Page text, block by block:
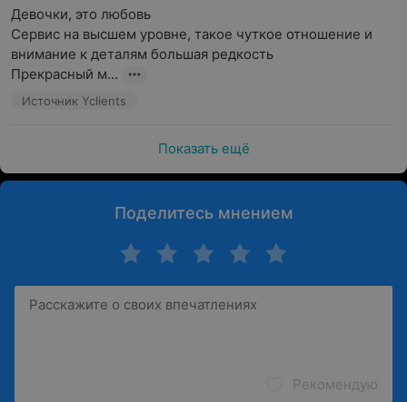
Девочки, это любовь
Сервис на высшем уровне, такое чуткое отношение и
внимание к деталям большая редкость
Прекрасный м...
Источник Yclients
Показать ещё
Поделитесь мнением
Рекомендую